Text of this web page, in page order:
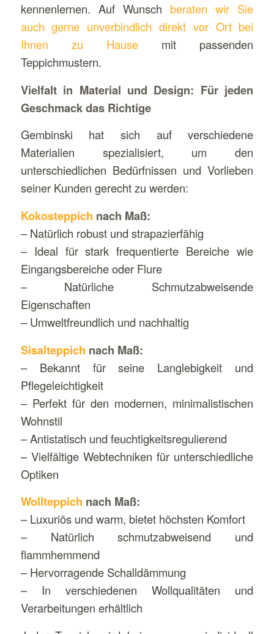
kennenlernen. Auf Wunsch beraten wir Sie
auch gerne unverbindlich direkt vor Ort bei
Ihnen zu Hause mit passenden
Teppichmustern.
Vielfalt in Material und Design: Für jeden
Geschmack das Richtige
Gembinski hat sich auf verschiedene
Materialien spezialisiert, um den
unterschiedlichen Bedürfnissen und Vorlieben
seiner Kunden gerecht zu werden:
Kokosteppich nach Maß:
– Natürlich robust und strapazierfähig
– Ideal für stark frequentierte Bereiche wie
Eingangsbereiche oder Flure
– Natürliche Schmutzabweisende
Eigenschaften
– Umweltfreundlich und nachhaltig
Sisalteppich nach Maß:
– Bekannt für seine Langlebigkeit und
Pflegeleichtigkeit
– Perfekt für den modernen, minimalistischen
Wohnstil
– Antistatisch und feuchtigkeitsregulierend
– Vielfältige Webtechniken für unterschiedliche
Optiken
Wollteppich nach Maß:
– Luxuriös und warm, bietet höchsten Komfort
– Natürlich schmutzabweisend und
flammhemmend
– Hervorragende Schalldämmung
– In verschiedenen Wollqualitäten und
Verarbeitungen erhältlich